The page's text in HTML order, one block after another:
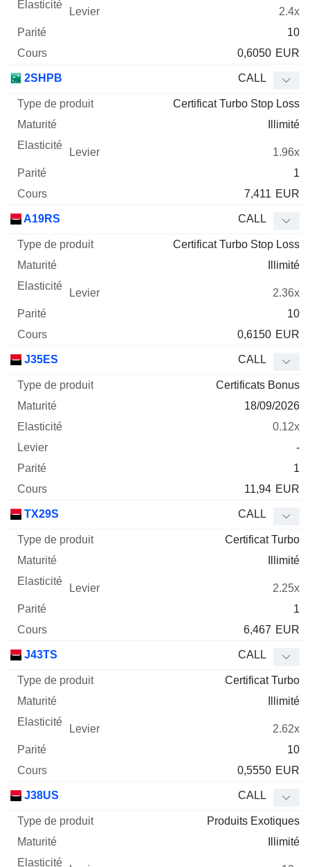
2.4x
10
0,6050 EUR
2SHPB CALL
Certificat Turbo Stop Loss
Illimité
1.96x
1
7,411 EUR
A19RS CALL
Certificat Turbo Stop Loss
Illimité
2.36x
10
0,6150 EUR
J35ES CALL
Certificats Bonus
18/09/2026
0.12x
-
1
11,94 EUR
TX29S CALL
Certificat Turbo
Illimité
2.25x
1
6,467 EUR
J43TS CALL
Certificat Turbo
Illimité
2.62x
10
0,5550 EUR
J38US CALL
Produits Exotiques
Illimité